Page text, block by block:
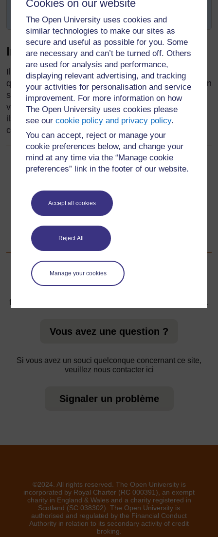
Cookies on our website
The Open University uses cookies and
similar technologies to make our sites as
secure and useful as possible for you. Some
are necessary and can’t be turned off. Others
are used for analysis and performance,
displaying relevant advertising, and tracking
your activities for personalisation and service
improvement. For more information on how
The Open University uses cookies please
see ourcookie policy and privacy policy.
You can accept, reject or manage your
cookie preferences below, and change your
mind at any time via the “Manage cookie
preferences” link in the footer of our website.
Accept all cookies
Reject All
Manage your cookies
réfléchi à votre propre comportement en
développant le bien-être émotionnel de vos élèves.
Introduction
Il est beaucoup plus facile et amusant d’apprendre
quand on se sent en sécurité et qu’on a confiance en
soi. En respectant et en soutenant les élèves dans
votre classe, en préparant des activités auxquelles
ils auront l'impression d'avoir participé, vous
contribuez à leur bien-être émotionnel.
Précédent
Précédent
Ressource 3: Aliments locaux
Suivant
Suivant
1. Apprendre à partager et à mettre en partage
foire aux questions qui peut vous fournir l'aide nécessaire.
Vous avez une question ?
Si vous avez un souci quelconque concernant ce site,
veuillez nous contacter ici
Signaler un problème
©2024. All rights reserved. The Open University is
incorporated by Royal Charter (RC 000391), an exempt
charity in England & Wales and a charity registered in
Scotland (SC 038302). The Open University is
authorised and regulated by the Financial Conduct
Authority in relation to its secondary activity of credit
broking.